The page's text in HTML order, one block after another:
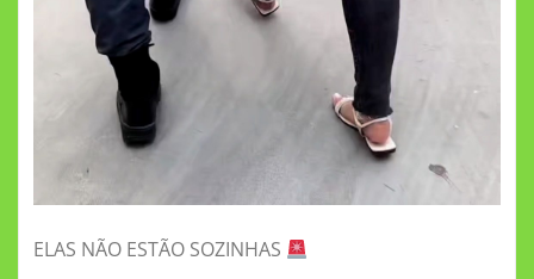
ELAS NÃO ESTÃO SOZINHAS